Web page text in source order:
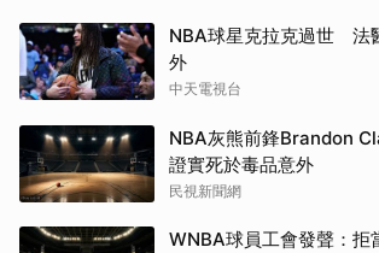
NBA球星克拉克過世 法
外
中天電視台
NBA灰熊前鋒Brandon
證實死於毒品意外
民視新聞網
WNBA球員工會發聲：